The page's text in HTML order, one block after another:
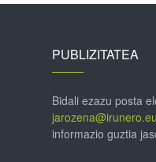
PUBLIZITATEA
Bidali ezazu posta
informazio guztia